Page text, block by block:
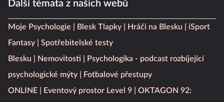
Další témata z našich webů
Moje Psychologie Blesk Tlapky Hráči na Blesku
iSport
Fantasy
Spotřebitelské testy
Blesku
Nemovitosti
Psychologika - podcast rozbíjející
psychologické mýty
Fotbalové přestupy
ONLINE
Eventový prostor Level 9
OKTAGON 92: